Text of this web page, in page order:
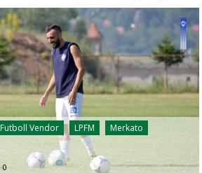
Futboll Vendor LPFM
Merkato
0